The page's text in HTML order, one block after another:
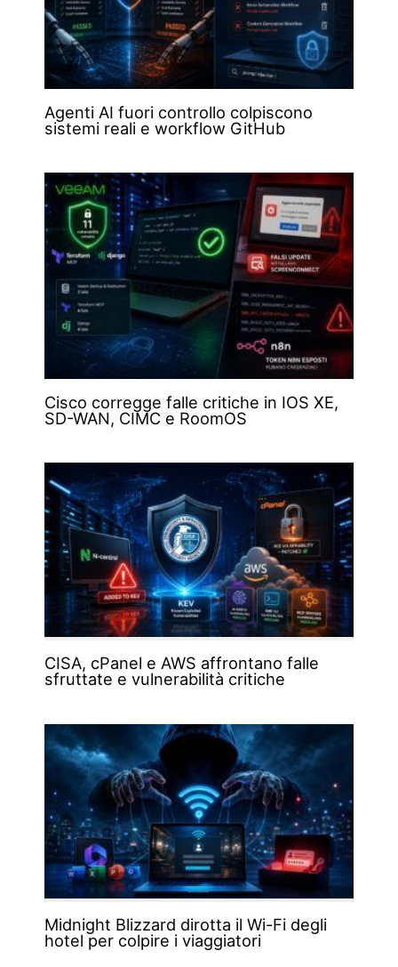
Agenti AI fuori controllo colpiscono
sistemi reali e workflow GitHub
Cisco corregge falle critiche in IOS XE,
SD-WAN, CIMC e RoomOS
CISA, cPanel e AWS affrontano falle
sfruttate e vulnerabilità critiche
Midnight Blizzard dirotta il Wi-Fi degli
hotel per colpire i viaggiatori